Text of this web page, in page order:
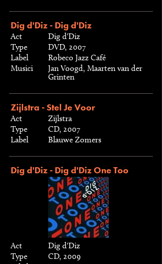
Dig d'Diz - Dig d'Diz
Act
Dig d'Diz
Type
DVD, 2007
Label
Robeco Jazz Café
Musici
Jan Voogd, Maarten van der
Grinten
Zijlstra - Stel Je Voor
Act
Zijlstra
Type
CD, 2007
Label
Blauwe Zomers
Dig d'Diz - Dig d'Diz One Too
Act
Dig d'Diz
Type
CD, 2009